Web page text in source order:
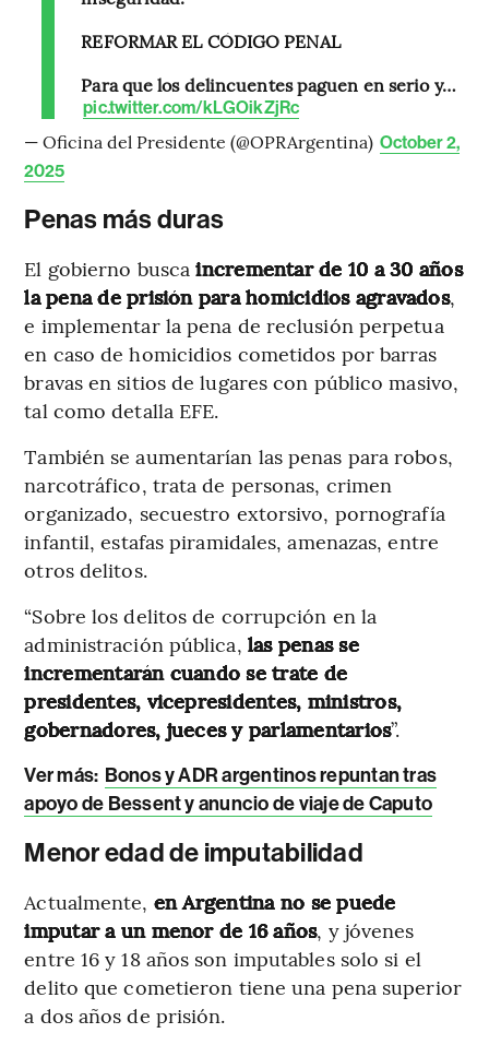
REFORMAR EL CÓDIGO PENAL
Para que los delincuentes paguen en serio y…
pic.twitter.com/kLGOikZjRc
— Oficina del Presidente (@OPRArgentina) October 2,
2025
Penas más duras
El gobierno busca incrementar de 10 a 30 años
la pena de prisión para homicidios agravados,
e implementar la pena de reclusión perpetua
en caso de homicidios cometidos por barras
bravas en sitios de lugares con público masivo,
tal como detalla EFE.
También se aumentarían las penas para robos,
narcotráfico, trata de personas, crimen
organizado, secuestro extorsivo, pornografía
infantil, estafas piramidales, amenazas, entre
otros delitos.
“Sobre los delitos de corrupción en la
administración pública, las penas se
incrementarán cuando se trate de
presidentes, vicepresidentes, ministros,
gobernadores, jueces y parlamentarios”.
Ver más: Bonos y ADR argentinos repuntan tras
apoyo de Bessent y anuncio de viaje de Caputo
Menor edad de imputabilidad
Actualmente, en Argentina no se puede
imputar a un menor de 16 años, y jóvenes
entre 16 y 18 años son imputables solo si el
delito que cometieron tiene una pena superior
a dos años de prisión.